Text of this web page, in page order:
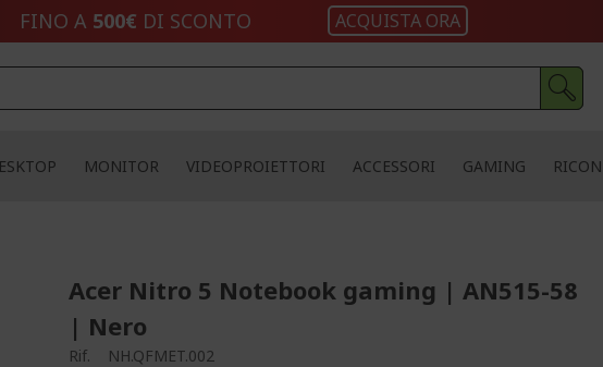
FINO A 500€ DI SCONTO ACQUISTA ORA
MONITOR VIDEOPROIETTORI ACCESSORI GAMING
Acer Nitro 5 Notebook gaming | AN515-58
| Nero
Rif. NH.QFMET.002